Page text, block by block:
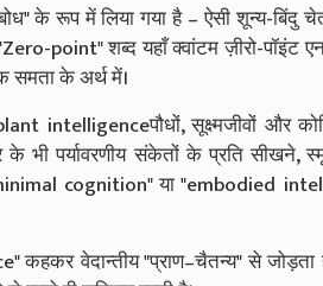
के रूप में लिया गया है – ऐसी शून्य-बिंदु
"Zero-point" शब्द यहाँ क्वांटम ज़ीरो-
समता के अर्थ में।
intelligenceपौधों, सूक्ष्मजीवों और
के भी पर्यावरणीय संकेतों के प्रति
cognition" या "embodied
वेदान्तीय "प्राण–चैतन्य" से